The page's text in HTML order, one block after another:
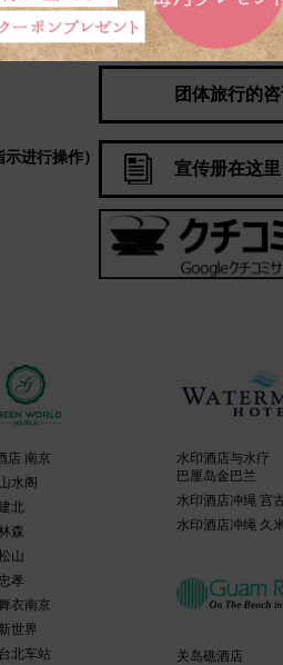
线和酒店 点击这里查看「动态价格
示进行操作）
团体旅行的
宣传册在这里
店 南京
水阁
北
森
山
孝
衣南京
世界
北车站
水印酒店与水疗
巴厘岛金巴兰
水印酒店冲绳 宫
水印酒店冲绳 久
关岛礁酒店